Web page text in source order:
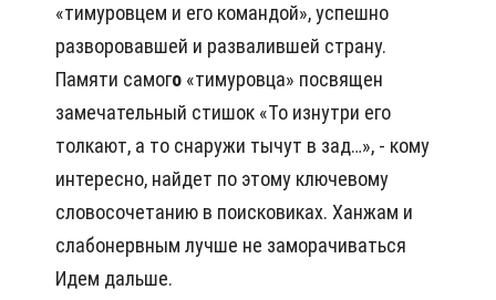
«тимуровцем и его командой», успешно
разворовавшей и развалившей страну.
Памяти самого «тимуровца» посвящен
замечательный стишок «То изнутри его
толкают, а то снаружи тычут в зад…», - кому
интересно, найдет по этому ключевому
словосочетанию в поисковиках. Ханжам и
слабонервным лучше не заморачиваться
Идем дальше.